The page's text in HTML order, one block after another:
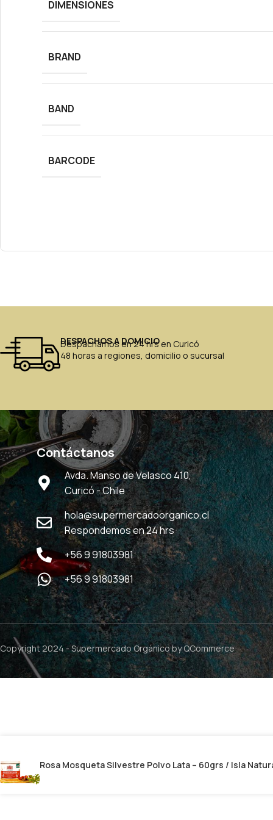
DIMENSIONES
BRAND
BAND
BARCODE
DESPACHOS A DOMICIO
Despachamos en 24 hrs en Curicó
48 horas a regiones, domicilio o sucursal
Contáctanos
Avda. Manso de Velasco 410,
Curicó - Chile
hola@supermercadoorganico.cl
Respondemos en 24 hrs
+56 9 91803981
+56 9 91803981
Copyright 2024 -Supermercado Orgánicoby QCommerce
Rosa Mosqueta Silvestre Polvo Lata – 60grs / Isla